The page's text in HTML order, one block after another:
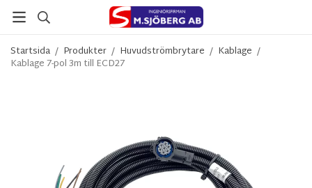
Startsida / Produkter / Huvudströmbrytare / Kablage /
Kablage 7-pol 3m till ECD27